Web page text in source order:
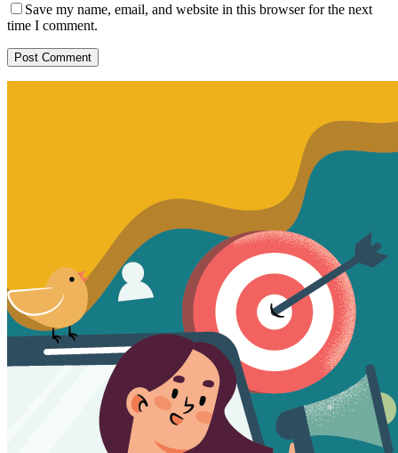
Save my name, email, and website in this browser for the next
time I comment.